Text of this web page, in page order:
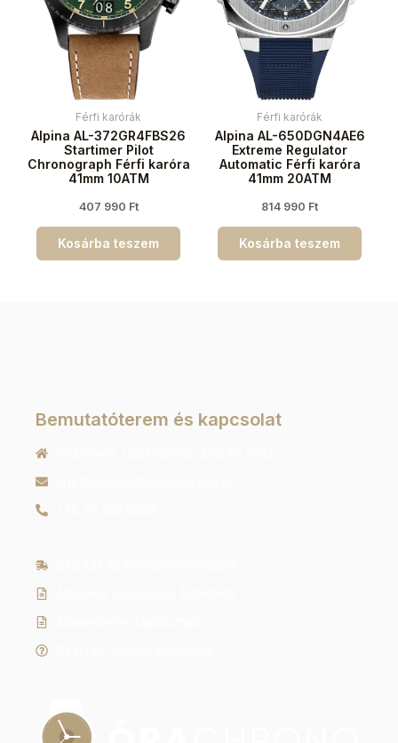
Férfi karórák
Alpina AL-372GR4FBS26
Startimer Pilot
Chronograph Férfi karóra
41mm 10ATM
407 990 Ft
Kosárba teszem
Férfi karórák
Alpina AL-650DGN4AE6
Extreme Regulator
Automatic Férfi karóra
41mm 20ATM
814 990 Ft
Kosárba teszem
Bemutatóterem és kapcsolat